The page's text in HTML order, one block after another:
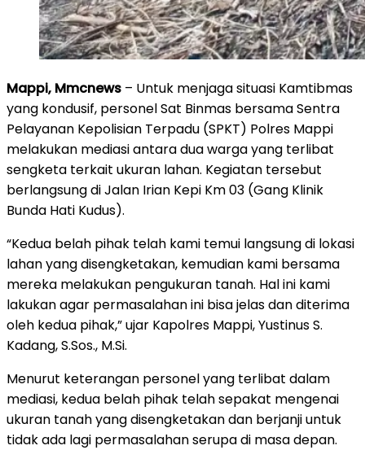
Mappi, Mmcnews – Untuk menjaga situasi Kamtibmas
yang kondusif, personel Sat Binmas bersama Sentra
Pelayanan Kepolisian Terpadu (SPKT) Polres Mappi
melakukan mediasi antara dua warga yang terlibat
sengketa terkait ukuran lahan. Kegiatan tersebut
berlangsung di Jalan Irian Kepi Km 03 (Gang Klinik
Bunda Hati Kudus).
“Kedua belah pihak telah kami temui langsung di lokasi
lahan yang disengketakan, kemudian kami bersama
mereka melakukan pengukuran tanah. Hal ini kami
lakukan agar permasalahan ini bisa jelas dan diterima
oleh kedua pihak,” ujar Kapolres Mappi, Yustinus S.
Kadang, S.Sos., M.Si.
Menurut keterangan personel yang terlibat dalam
mediasi, kedua belah pihak telah sepakat mengenai
ukuran tanah yang disengketakan dan berjanji untuk
tidak ada lagi permasalahan serupa di masa depan.